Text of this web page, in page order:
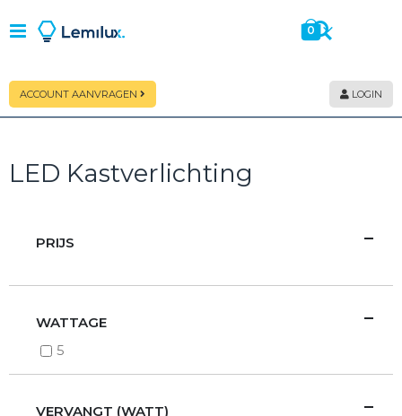
Toggle
Nav
Cart
0producten
ACCOUNT AANVRAGEN LOGIN
LED Kastverlichting
PRIJS
WATTAGE
5
VERVANGT (WATT)